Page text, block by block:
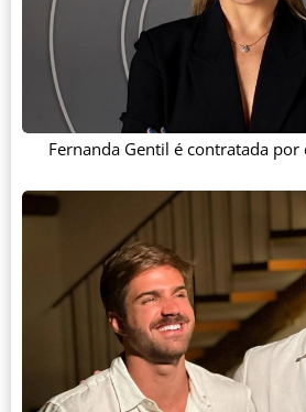
Fernanda Gentil é contratada por